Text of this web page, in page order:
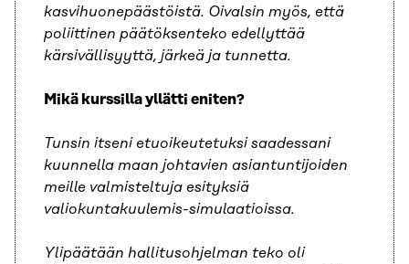
kasvihuonepäästöistä. Oivalsin myös, että
poliittinen päätöksenteko edellyttää
kärsivällisyyttä, järkeä ja tunnetta.
Mikä kurssilla yllätti eniten?
Tunsin itseni etuoikeutetuksi saadessani
kuunnella maan johtavien asiantuntijoiden
meille valmisteltuja esityksiä
valiokuntakuulemis-simulaatioissa.
Ylipäätään hallitusohjelman teko oli